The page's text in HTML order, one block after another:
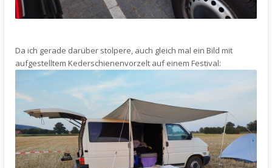
Da ich gerade darüber stolpere, auch gleich mal ein Bild mit
aufgestelltem Kederschienenvorzelt auf einem Festival: